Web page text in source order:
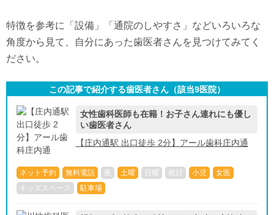
特徴を参考に「設備」「通院のしやすさ」などいろいろな
角度から見て、自分にあった歯医者さんを見つけてみてく
ださい。
この記事で紹介する歯医者さん（該当9医院）
女性歯科医師も在籍！お子さん連れにも優し
い歯医者さん
【庄内通駅 出口徒歩 2分】アール歯科庄内通
ネット予約 無料電話 夜 土曜 日曜 祝日 小児
女医
キッズスペース
駐車場